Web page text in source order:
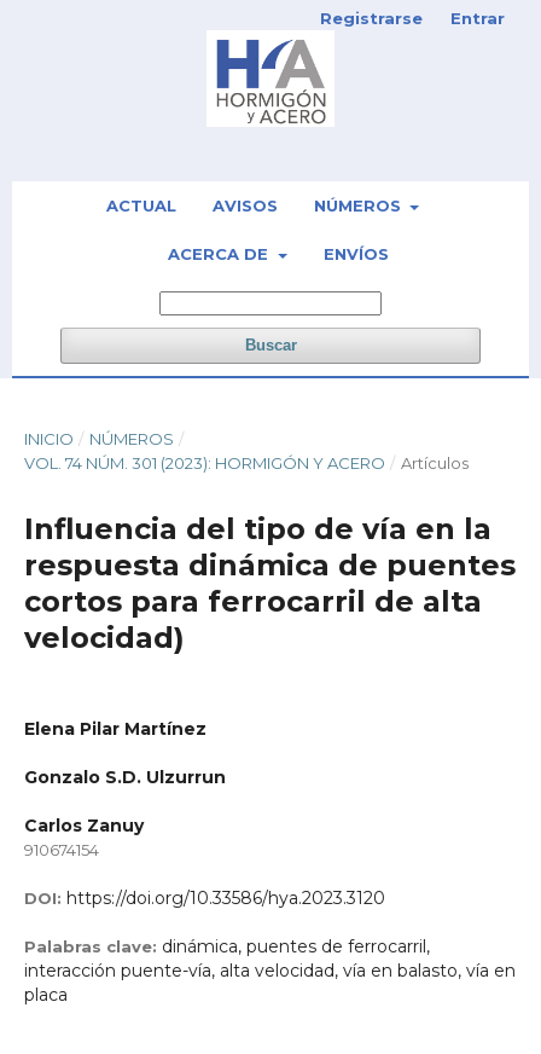
ACTUAL AVISOS NÚMEROS
ACERCA DE ENVÍOS
Buscar
Registrarse Entrar
INICIO / NÚMEROS /
VOL. 74 NÚM. 301 (2023): HORMIGÓN Y ACERO / Artículos
Influencia del tipo de vía en la
respuesta dinámica de puentes
cortos para ferrocarril de alta
velocidad)
Elena Pilar Martínez
Gonzalo S.D. Ulzurrun
Carlos Zanuy
910674154
DOI: https://doi.org/10.33586/hya.2023.3120
Palabras clave: dinámica, puentes de ferrocarril,
interacción puente-vía, alta velocidad, vía en balasto, vía en
placa